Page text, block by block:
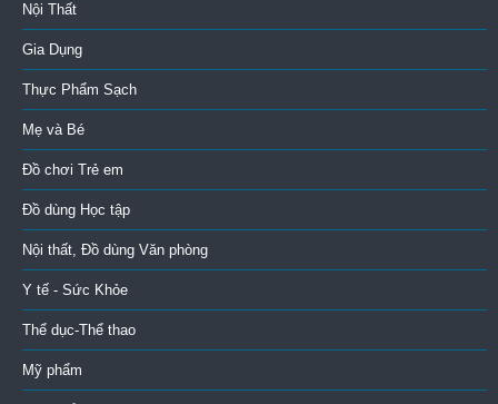
Nội Thất
Gia Dụng
Thực Phẩm Sạch
Mẹ và Bé
Đồ chơi Trẻ em
Đồ dùng Học tập
Nội thất, Đồ dùng Văn phòng
Y tế - Sức Khỏe
Thể dục-Thể thao
Mỹ phẩm